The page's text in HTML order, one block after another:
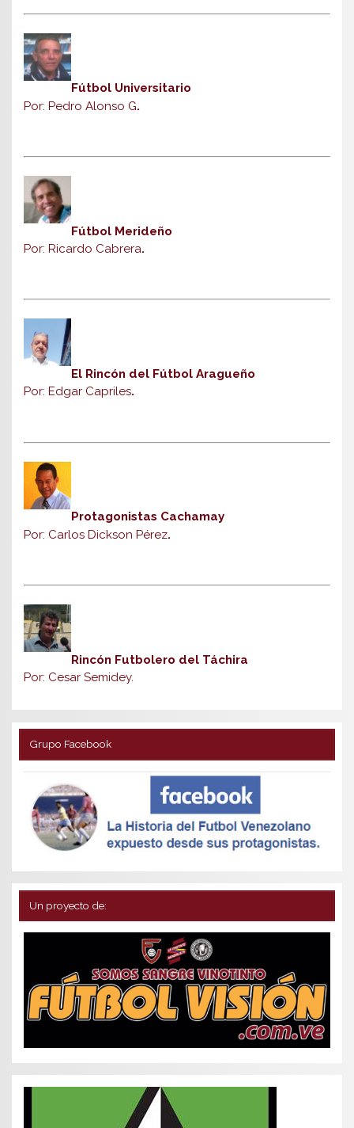
Fútbol Universitario
Por: Pedro Alonso G.
Fútbol Merideño
Por: Ricardo Cabrera.
El Rincón del Fútbol Aragueño
Por: Edgar Capriles.
Protagonistas Cachamay
Por: Carlos Dickson Pérez.
Rincón Futbolero del Táchira
Por: Cesar Semidey.
Grupo Facebook
Un proyecto de: